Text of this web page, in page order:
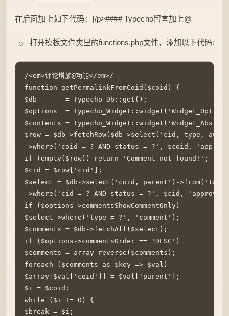
在后面加上如下代码：[/p>#### Typecho留言加上@
打开模板文件夹里的functions.php文件，添加以下代码:
/<em>评论增加@功能</em>/
function getPermalinkFromCoid($coid) {
$db       = Typecho_Db::get();
$options  =
$contents =
$row = $db->fetchRow($db->select('cid, type,
->where('coid = ? AND status = ?', $coid,
if (empty($row)) return 'Comment not found!';
$cid = $row['cid'];
$select = $db->select('coid, parent')-
->where('cid = ? AND status = ?', $cid,
if ($options->commentsShowCommentOnly)
$select->where('type = ?', 'comment');
$comments = $db->fetchAll($select);
if ($options->commentsOrder == 'DESC')
$comments = array_reverse($comments);
foreach ($comments as $key => $val)
$array[$val['coid']] = $val['parent'];
$i = $coid;
while ($i != 0) {
$break = $i;